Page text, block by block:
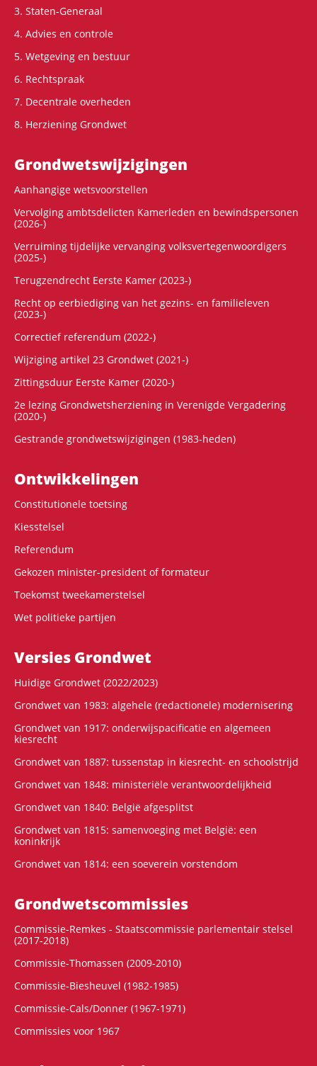
3. Staten-Generaal
4. Advies en controle
5. Wetgeving en bestuur
6. Rechtspraak
7. Decentrale overheden
8. Herziening Grondwet
Grondwets­wijzigingen
Aanhangige wetsvoorstellen
Vervolging ambtsdelicten Kamerleden en bewindspersonen
(2026-)
Verruiming tijdelijke vervanging volksvertegenwoordigers
(2025-)
Terugzendrecht Eerste Kamer (2023-)
Recht op eerbiediging van het gezins- en familieleven
(2023-)
Correctief referendum (2022-)
Wijziging artikel 23 Grondwet (2021-)
Zittingsduur Eerste Kamer (2020-)
2e lezing Grondwetsherziening in Verenigde Vergadering
(2020-)
Gestrande grondwetswijzigingen (1983-heden)
Ontwikke­lingen
Constitutionele toetsing
Kiesstelsel
Referendum
Gekozen minister-president of formateur
Toekomst tweekamerstelsel
Wet politieke partijen
Versies Grondwet
Huidige Grondwet (2022/2023)
Grondwet van 1983: algehele (redactionele) modernisering
Grondwet van 1917: onderwijspacificatie en algemeen
kiesrecht
Grondwet van 1887: tussenstap in kiesrecht- en schoolstrijd
Grondwet van 1848: ministeriële verantwoordelijkheid
Grondwet van 1840: België afgesplitst
Grondwet van 1815: samenvoeging met België: een
koninkrijk
Grondwet van 1814: een soeverein vorstendom
Grondwets­commissies
Commissie-Remkes - Staatscommissie parlementair stelsel
(2017-2018)
Commissie-Thomassen (2009-2010)
Commissie-Biesheuvel (1982-1985)
Commissie-Cals/Donner (1967-1971)
Commissies voor 1967